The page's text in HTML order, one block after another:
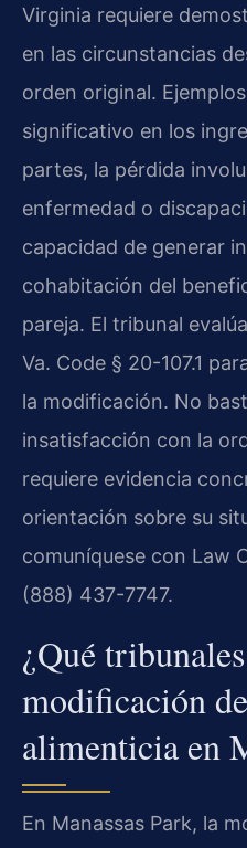
Virginia requiere
en las circunstancias
orden original.
significativo en los
partes, la pérdida
enfermedad o
capacidad de generar
cohabitación del
pareja. El tribunal
Va. Code § 20-107.1
la modificación. No
insatisfacción con la
requiere evidencia
orientación sobre su
comuníquese con Law
(888) 437-7747.
¿Qué
modificación
alimenticia en
En Manassas Park, la